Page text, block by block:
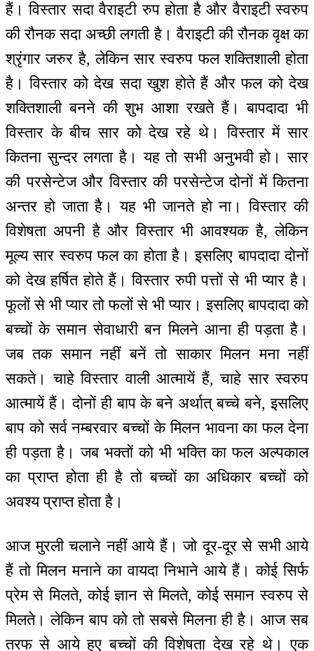
हैं। विस्तार सदा वैराइटी रुप होता है और वैराइटी स्वरुप
की रौनक सदा अच्छी लगती है। वैराइटी की रौनक वृक्ष का
श्रृंगार जरुर है, लेकिन सार स्वरुप फल शक्तिशाली होता
है। विस्तार को देख सदा खुश होते हैं और फल को देख
शक्तिशाली बनने की शुभ आशा रखते हैं। बापदादा भी
विस्तार के बीच सार को देख रहे थे। विस्तार में सार
कितना सुन्दर लगता है। यह तो सभी अनुभवी हो। सार
की परसेन्टेज और विस्तार की परसेन्टेज दोनों में कितना
अन्तर हो जाता है। यह भी जानते हो ना। विस्तार की
विशेषता अपनी है और विस्तार भी आवश्यक है, लेकिन
मूल्य सार स्वरुप फल का होता है। इसलिए बापदादा दोनों
को देख हर्षित होते हैं। विस्तार रुपी पत्तों से भी प्यार है।
फूलों से भी प्यार तो फलों से भी प्यार। इसलिए बापदादा को
बच्चों के समान सेवाधारी बन मिलने आना ही पड़ता है।
जब तक समान नहीं बनें तो साकार मिलन मना नहीं
सकते। चाहे विस्तार वाली आत्मायें हैं, चाहे सार स्वरुप
आत्मायें हैं। दोनों ही बाप के बने अर्थात् बच्चे बने, इसलिए
बाप को सर्व नम्बरवार बच्चों के मिलन भावना का फल देना
ही पड़ता है। जब भक्तों को भी भक्ति का फल अल्पकाल
का प्राप्त होता ही है तो बच्चों का अधिकार बच्चों को
अवश्य प्राप्त होता है।
आज मुरली चलाने नहीं आये हैं। जो दूर-दूर से सभी आये
हैं तो मिलन मनाने का वायदा निभाने आये हैं। कोई सिर्फ
प्रेम से मिलते, कोई ज्ञान से मिलते, कोई समान स्वरुप से
मिलते। लेकिन बाप को तो सबसे मिलना ही है। आज सब
तरफ से आये हुए बच्चों की विशेषता देख रहे थे। एक